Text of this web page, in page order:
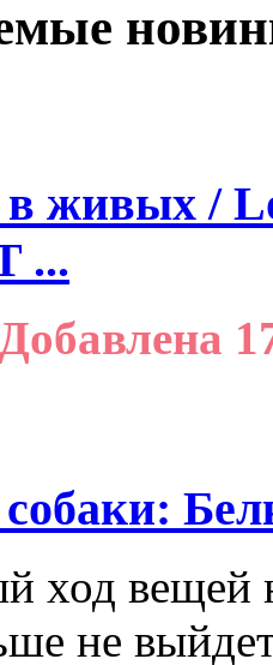
живых /
...
ход вещей
не